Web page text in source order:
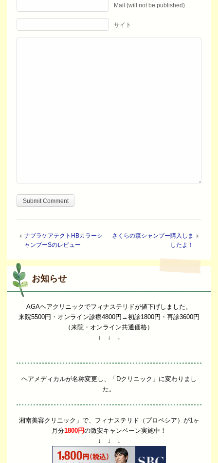
Mail (will not be published)
サイト
ナプラケアテクトHBカラーシ
ャンプーSのレビュー
さくらの森シャンプー購入しま
したよ！
お知らせ
AGAヘアクリニックでフィナステリドが値下げしました。
来院5500円・オンライン診療4800円→初診1800円・再診3600円
（来院・オンライン共通価格）
↓ ↓ ↓
ヘアメディカルが名称変更し、「Dクリニック」に変わりまし
た。
湘南美容クリニック」で、フィナステリド（プロペシア）が1ヶ
月分1800円の激安キャンペーン実施中！
↓ ↓ ↓